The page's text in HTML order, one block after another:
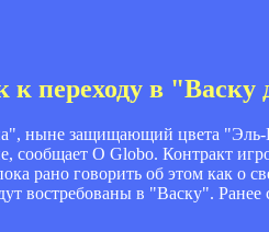
переходу в "Васку
ныне защищающий цвета "Эль-
сообщает O Globo. Контракт
рано говорить об этом как о
востребованы в "Васку". Ранее